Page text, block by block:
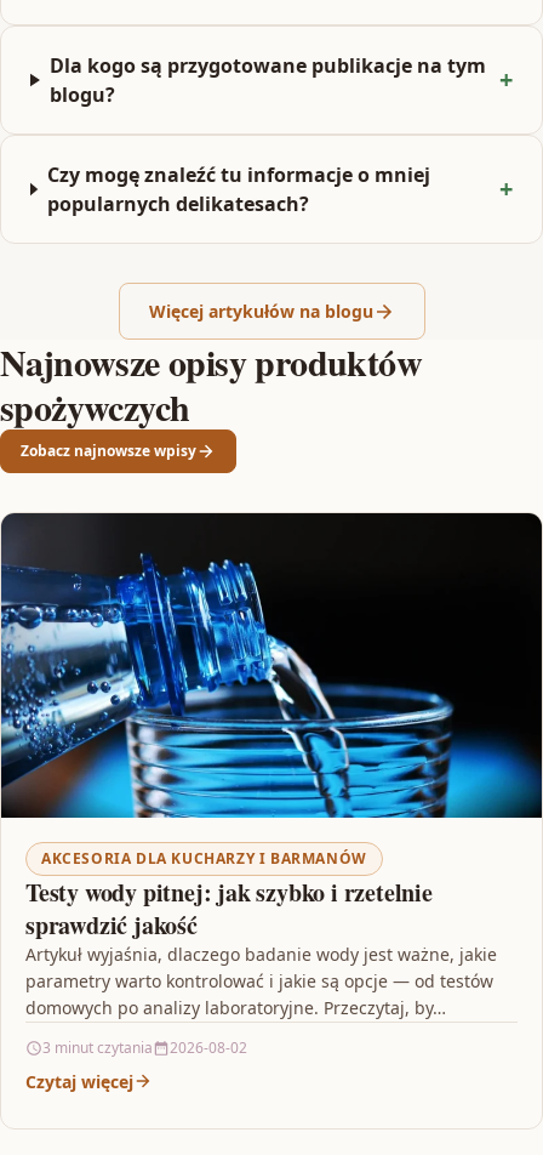
Dla kogo są przygotowane publikacje na tym
blogu?
Czy mogę znaleźć tu informacje o mniej
popularnych delikatesach?
Więcej artykułów na blogu
Najnowsze opisy produktów
spożywczych
Zobacz najnowsze wpisy
AKCESORIA DLA KUCHARZY I BARMANÓW
Testy wody pitnej: jak szybko i rzetelnie
sprawdzić jakość
Artykuł wyjaśnia, dlaczego badanie wody jest ważne, jakie
parametry warto kontrolować i jakie są opcje — od testów
domowych po analizy laboratoryjne. Przeczytaj, by…
3 minut czytania 2026-08-02
Czytaj więcej